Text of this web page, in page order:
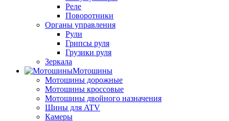
Реле
Поворотники
Органы управления
Рули
Грипсы руля
Грузики руля
Зеркала
Мотошины
Мотошины дорожные
Мотошины кроссовые
Мотошины двойного назначения
Шины для ATV
Камеры